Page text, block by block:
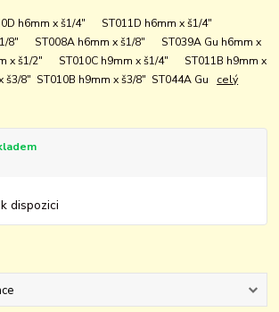
h6mm x š1/4" ST011D h6mm x š1/4"
8" ST008A h6mm x š1/8" ST039A Gu h6mm x
x š1/2" ST010C h9mm x š1/4" ST011B h9mm x
š3/8" ST010B h9mm x š3/8" ST044A Gu celý
dispozici